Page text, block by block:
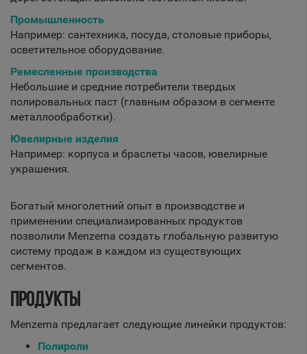
Промышленность
Например: сантехника, посуда, столовые приборы,
осветительное оборудование.
Ремесленные производства
Небольшие и средние потребители твердых
полировальных паст (главным образом в сегменте
металлообработки).
Ювелирные изделия
Например: корпуса и браслеты часов, ювелирные
украшения.
Богатый многолетний опыт в производстве и
применении специализированных продуктов
позволили Menzerna создать глобальную развитую
систему продаж в каждом из существующих
сегментов.
ПРОДУКТЫ
Menzerna предлагает следующие линейки продуктов:
Полироли